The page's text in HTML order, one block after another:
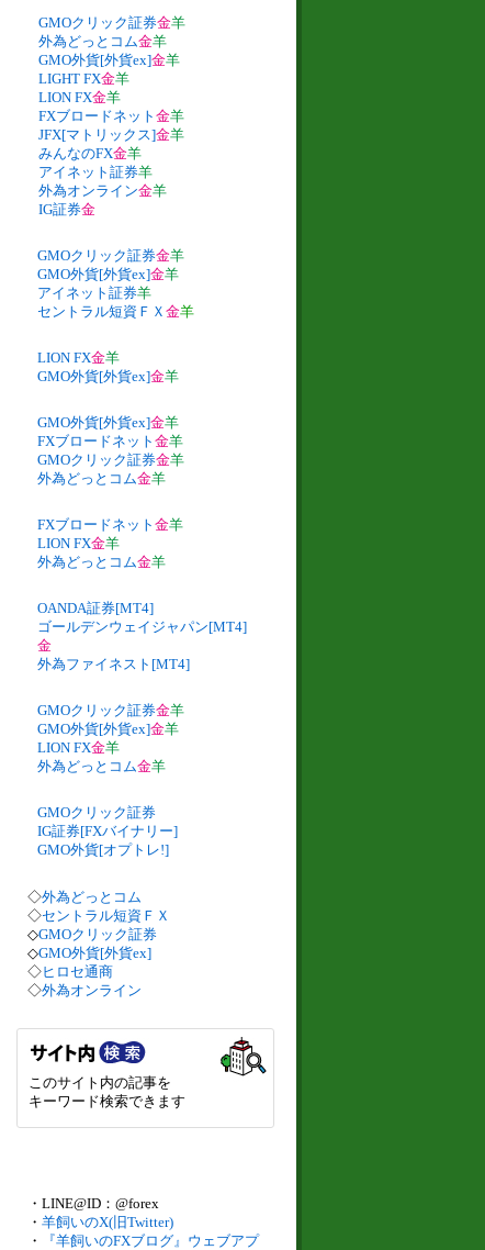
GMOクリック証券金羊
外為どっとコム金羊
GMO外貨[外貨ex]金羊
LIGHT FX金羊
LION FX金羊
FXブロードネット 金羊
JFX[マトリックス]金羊
みんなのFX金羊
アイネット証券羊
外為オンライン金羊
IG証券金
GMOクリック証券金羊
GMO外貨[外貨ex]金羊
アイネット証券羊
セントラル短資ＦＸ 金羊
LION FX金羊
GMO外貨[外貨ex]金羊
GMO外貨[外貨ex]金羊
FXブロードネット 金羊
GMOクリック証券金羊
外為どっとコム金羊
FXブロードネット 金羊
LION FX金羊
外為どっとコム金羊
OANDA証券[MT4]
ゴールデンウェイジャパン[MT4]
金
外為ファイネスト[MT4]
GMOクリック証券金羊
GMO外貨[外貨ex]金羊
LION FX金羊
外為どっとコム金羊
GMOクリック証券
IG証券[FXバイナリー]
GMO外貨[オプトレ!]
◇外為どっとコム
◇セントラル短資ＦＸ
◇GMOクリック証券
◇GMO外貨[外貨ex]
◇ヒロセ通商
◇外為オンライン
このサイト内の記事を
キーワード検索できます
・LINE@ID：@forex
・ 羊飼いのX(旧Twitter)
・
『羊飼いのFXブログ』ウェブアプ